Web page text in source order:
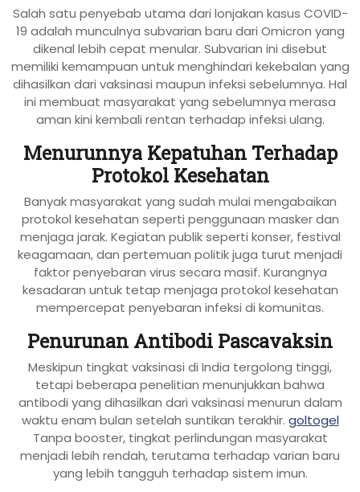
Salah satu penyebab utama dari lonjakan kasus COVID-
19 adalah munculnya subvarian baru dari Omicron yang
dikenal lebih cepat menular. Subvarian ini disebut
memiliki kemampuan untuk menghindari kekebalan yang
dihasilkan dari vaksinasi maupun infeksi sebelumnya. Hal
ini membuat masyarakat yang sebelumnya merasa
aman kini kembali rentan terhadap infeksi ulang.
Menurunnya Kepatuhan Terhadap
Protokol Kesehatan
Banyak masyarakat yang sudah mulai mengabaikan
protokol kesehatan seperti penggunaan masker dan
menjaga jarak. Kegiatan publik seperti konser, festival
keagamaan, dan pertemuan politik juga turut menjadi
faktor penyebaran virus secara masif. Kurangnya
kesadaran untuk tetap menjaga protokol kesehatan
mempercepat penyebaran infeksi di komunitas.
Penurunan Antibodi Pascavaksin
Meskipun tingkat vaksinasi di India tergolong tinggi,
tetapi beberapa penelitian menunjukkan bahwa
antibodi yang dihasilkan dari vaksinasi menurun dalam
waktu enam bulan setelah suntikan terakhir. goltogel
Tanpa booster, tingkat perlindungan masyarakat
menjadi lebih rendah, terutama terhadap varian baru
yang lebih tangguh terhadap sistem imun.